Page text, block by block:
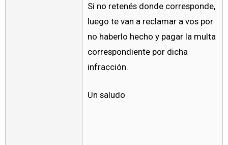
Si no retenés donde corresponde,
luego te van a reclamar a vos por
no haberlo hecho y pagar la multa
correspondiente por dicha
infracción.
Un saludo